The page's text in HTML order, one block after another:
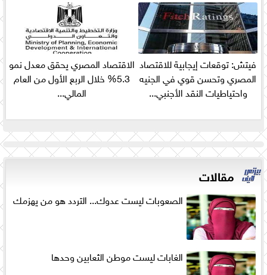
فيتش: توقعات إيجابية للاقتصاد
المصري وتحسن قوي في الجنيه
واحتياطيات النقد الأجنبي...
الاقتصاد المصري يحقق معدل نمو
5.3% خلال الربع الأول من العام
المالي...
مقالات
الصعوبات ليست عدوك... التردد هو من يهزمك
الغابات ليست موطن الثعابين وحدها